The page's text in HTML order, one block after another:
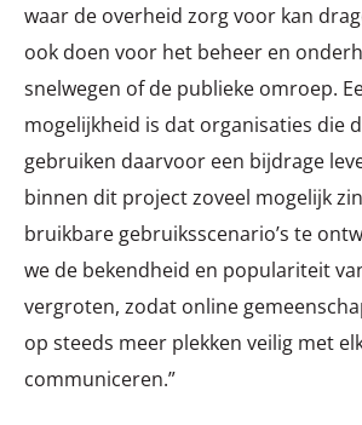
waar de overheid zorg voor kan
ook doen voor het beheer en
snelwegen of de publieke omroep.
mogelijkheid is dat organisaties die
gebruiken daarvoor een bijdrage
binnen dit project zoveel mogelijk
bruikbare gebruiksscenario’s te
we de bekendheid en populariteit
vergroten, zodat online
op steeds meer plekken veilig met
communiceren.”